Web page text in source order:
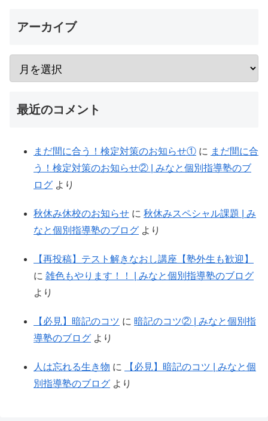
アーカイブ
最近のコメント
まだ間に合う！検定対策のお知らせ① に まだ間に合
う！検定対策のお知らせ② | みなと個別指導塾のブ
ログ より
秋休み休校のお知らせ に 秋休みスペシャル課題 | み
なと個別指導塾のブログ より
【再投稿】テスト解きなおし講座【塾外生も歓迎】
に 雑色もやります！！ | みなと個別指導塾のブログ
より
【必見】暗記のコツ に 暗記のコツ② | みなと個別指
導塾のブログ より
人は忘れる生き物 に
【必見】暗記のコツ | みなと個
別指導塾のブログ より